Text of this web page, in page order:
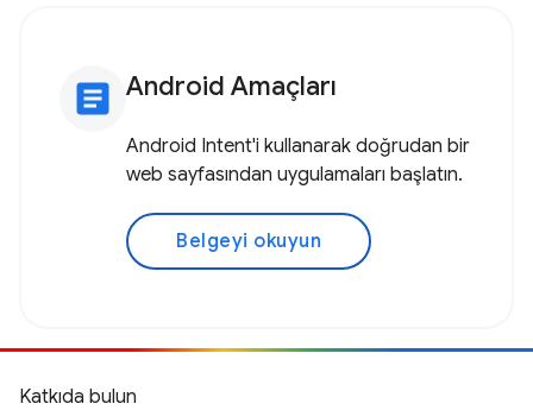
article Android Amaçları
Android Intent'i kullanarak doğrudan bir
web sayfasından uygulamaları başlatın.
Belgeyi okuyun
Katkıda bulun